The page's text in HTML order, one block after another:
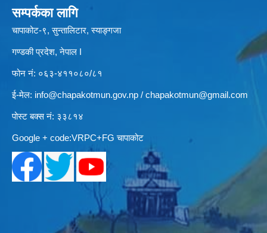
सम्पर्कका लागि
चापाकोट-९, सुन्तालिटार, स्याङ्गजा
गण्डकी प्रदेश, नेपाल I
फोन नं: ०६३-४११०८०/८१
ई-मेल: info@chapakotmun.gov.np / chapakotmun@gmail.com
पोस्ट बक्स नं: ३३८१४
Google + code:VRPC+FG चापाकोट